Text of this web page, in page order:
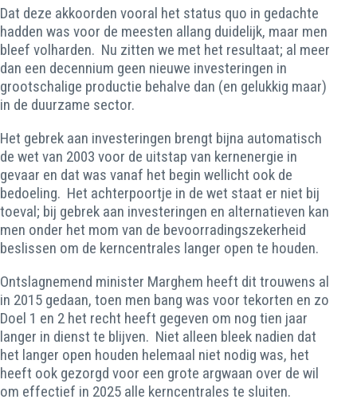
Dat deze akkoorden vooral het status quo in gedachte
hadden was voor de meesten allang duidelijk, maar men
bleef volharden. Nu zitten we met het resultaat; al meer
dan een decennium geen nieuwe investeringen in
grootschalige productie behalve dan (en gelukkig maar)
in de duurzame sector.
Het gebrek aan investeringen brengt bijna automatisch
de wet van 2003 voor de uitstap van kernenergie in
gevaar en dat was vanaf het begin wellicht ook de
bedoeling. Het achterpoortje in de wet staat er niet bij
toeval; bij gebrek aan investeringen en alternatieven kan
men onder het mom van de bevoorradingszekerheid
beslissen om de kerncentrales langer open te houden.
Ontslagnemend minister Marghem heeft dit trouwens al
in 2015 gedaan, toen men bang was voor tekorten en zo
Doel 1 en 2 het recht heeft gegeven om nog tien jaar
langer in dienst te blijven. Niet alleen bleek nadien dat
het langer open houden helemaal niet nodig was, het
heeft ook gezorgd voor een grote argwaan over de wil
om effectief in 2025 alle kerncentrales te sluiten.